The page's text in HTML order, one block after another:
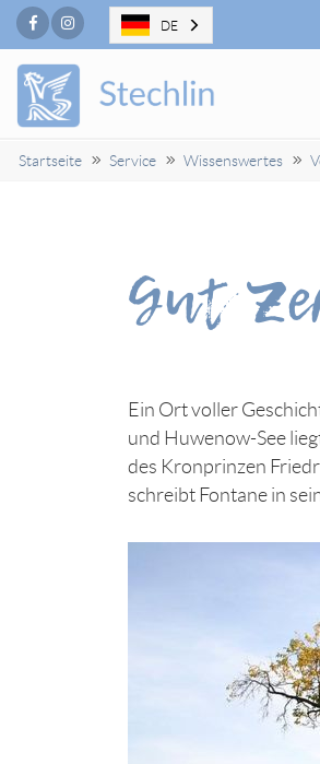
FacebookInstagram
Startseite Service Wissenswertes
Gut
Ein Ort voller
und Huwenow-See
des Kronprinzen
schreibt Fontane in
DE